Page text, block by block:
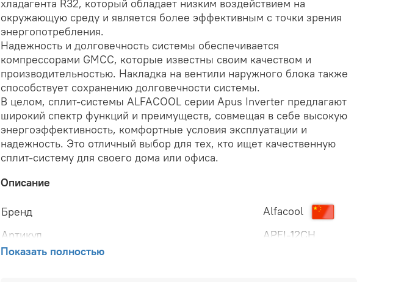
хладагента R32, который обладает низким воздействием на
окружающую среду и является более эффективным с точки зрения
энергопотребления.
Надежность и долговечность системы обеспечивается
компрессорами GMCC, которые известны своим качеством и
производительностью. Накладка на вентили наружного блока также
способствует сохранению долговечности системы.
В целом, сплит-системы ALFACOOL серии Apus Inverter предлагают
широкий спектр функций и преимуществ, совмещая в себе высокую
энергоэффективность, комфортные условия эксплуатации и
надежность. Это отличный выбор для тех, кто ищет качественную
сплит-систему для своего дома или офиса.
Описание
Бренд
Alfacool
Артикул
APFI-12CH
Тип установки
Показать полностью